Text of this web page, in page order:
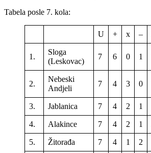
Tabela posle 7. kola:
U + x –
1.
Sloga
(Leskovac)
7 6 0 1
2.
Nebeski
Andjeli
7 4 3 0
3. Jablanica 7 4 2 1
4. Alakince 7 4 2 1
5. Žitorađa 7 4 1 2